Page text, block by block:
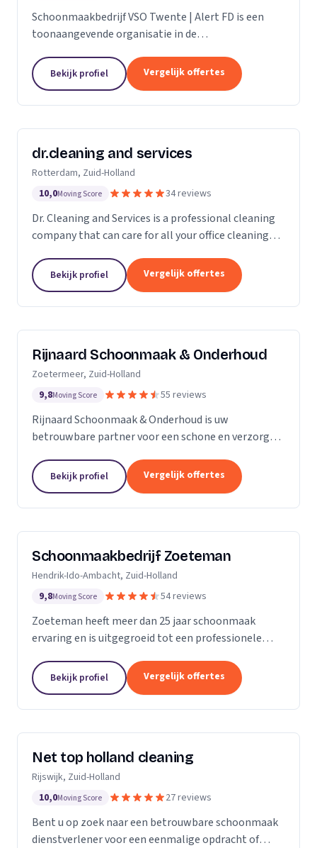
Schoonmaakbedrijf VSO Twente | Alert FD is een
toonaangevende organisatie in de
technieken en moderne machines, onderscheiden
we ons door het leveren van...
Bekijk profiel Vergelijk offertes
dr.cleaning and services
Rotterdam, Zuid-Holland
10,0Moving Score 34 reviews
Dr. Cleaning and Services is a professional cleaning
company that can care for all your office cleaning
general cleaning to deep cleaning, so you can...
Bekijk profiel Vergelijk offertes
Rijnaard Schoonmaak & Onderhoud
Zoetermeer, Zuid-Holland
9,8Moving Score 55 reviews
Rijnaard Schoonmaak & Onderhoud is uw
betrouwbare partner voor een schone en verzorgde
goed georganiseerd schoonmaakbedrijf uit
Zoetermeer, bieden wij...
Bekijk profiel Vergelijk offertes
Schoonmaakbedrijf Zoeteman
Hendrik-Ido-Ambacht, Zuid-Holland
9,8Moving Score 54 reviews
Zoeteman heeft meer dan 25 jaar schoonmaak
ervaring en is uitgegroeid tot een professionele
medewerkers zijn we actief in de regio Rotterdam,...
Bekijk profiel Vergelijk offertes
Net top holland cleaning
Rijswijk, Zuid-Holland
10,0Moving Score 27 reviews
Bent u op zoek naar een betrouwbare schoonmaak
dienstverlener voor een eenmalige opdracht of